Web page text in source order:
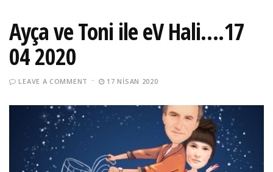
Ayça ve Toni ile eV Hali….17
04 2020
LEAVE A COMMENT 17 NISAN 2020